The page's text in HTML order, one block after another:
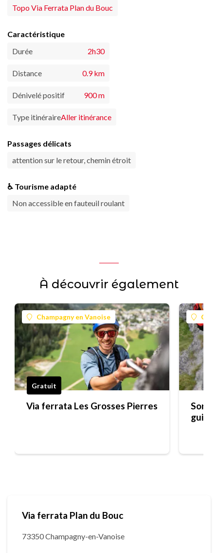
Topo Via Ferrata Plan du Bouc
Caractéristique
Durée
2h30
Distance 0.9 km
Dénivelé positif 900 m
Type itinéraireAller itinérance
Passages délicats
attention sur le retour, chemin étroit
♿ Tourisme adapté
Non accessible en fauteuil roulant
À découvrir également
Champagny en Vanoise
Gratuit
Via ferrata Les Grosses Pierres
Sortie
guide
Via ferrata Plan du Bouc
73350 Champagny-en-Vanoise